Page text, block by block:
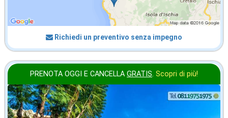
Richiedi un preventivo senza impegno
PRENOTA OGGI E CANCELLA GRATIS. Scopri di più!
in offerta da